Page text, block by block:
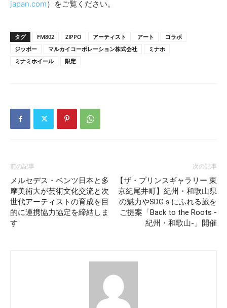
japan.com）をご覧ください。
タグ FM802 ZIPPO アーティスト アート
コラボ
ジッポー
マルカイコーポレーション株式会社
ミナホ
ミナミホイール
限定
前の記事
メルセデス・ベンツ日本と多
摩美術大が芸術文化交流と次
世代アーティストの育成を目
的に連携協力協定を締結しま
す
次の記事
【ザ・プリンスギャラリー 東
京紀尾井町】紀州・和歌山県
の魅力やSDGｓにふれる旅を
ご提案「Back to the Roots -
紀州・和歌山-」開催